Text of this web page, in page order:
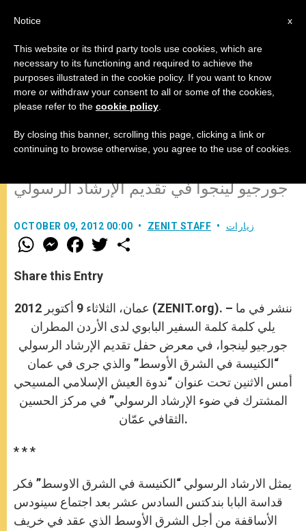
لا يمكن أن تتم الشهادة بدون الشركة
والتواصل مع الآخر
جورجيو لينجوا في تقديم الإرشاد الرسولي
OCTOBER 09, 2012 00:00 ZENIT STAFF زيارات
W
h
t
s
p
p
M
e
s
e
g
e
r
F
a
e
b
o
k
w
r
Share this Entry
عمان، الثلاثاء 9 أكتوبر 2012 (ZENIT.org). – ننشر في ما
يلي كلمة كلمة السفير البابوي لدى الأردن المطران
جورجيو لينجوا، في معرض حفل تقديم الإرشاد الرسولي
“الكنيسة في الشرق الأوسط” والذي جرى في عمان
أمس الاثنين تحت عنوان “ندوة العيش الإسلامي المسيحي
المشترك في ضوء الإرشاد الرسولي” في مركز الحسين
الثقافي عمّان.
* * *
يمثل الارشاد الرسولي “الكنيسة في الشرق الاوسط” فكر
قداسة البابا بندكتس السادس عشر بعد اجتماع سينودس
الأساقفة من أجل الشرق الأوسط الذي عقد في خريف
x
Notice
This website or its third party tools use cookies, which are
necessary to its functioning and required to achieve the
purposes illustrated in the cookie policy. If you want to know
more or withdraw your consent to all or some of the cookies,
please refer to the cookie policy
By closing this banner, scrolling this page, clicking a link or
continuing to browse otherwise, you agree to the use of cookies.